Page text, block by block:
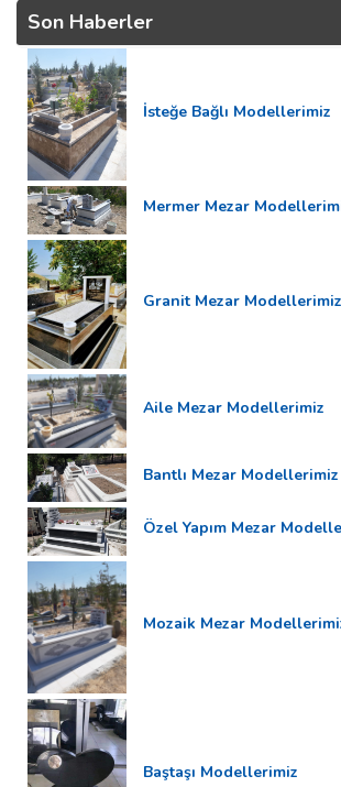
Son Haberler
İsteğe Bağlı Modellerimiz
Mermer Mezar
Granit Mezar Modellerimiz
Aile Mezar Modellerimiz
Bantlı Mezar Modellerimiz
Özel Yapım Mezar
Mozaik Mezar
Baştaşı Modellerimiz